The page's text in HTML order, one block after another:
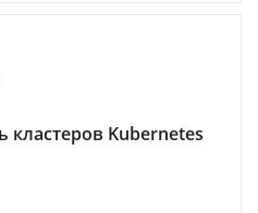
кластеров Kubernetes